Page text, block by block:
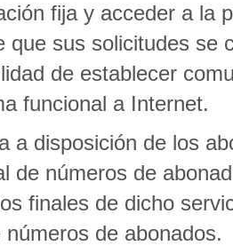
fija y acceder a la
que sus solicitudes se
de establecer
funcional a Internet.
a disposición de los
de números de
finales de dicho
de abonados.